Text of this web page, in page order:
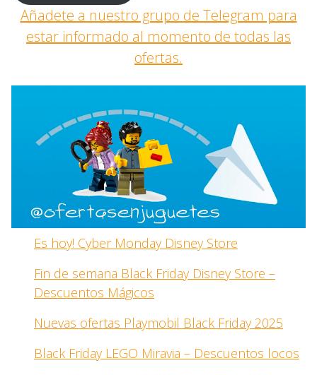
Añadete a nuestro grupo de Telegram para
estar informado al momento de todas las
ofertas.
Es hoy! Cyber Monday Disney Store
Fin de semana Black Friday Disney Store –
Descuentos Mágicos
Nuevas ofertas Playmobil Black Friday 2025
Black Friday LEGO Miravia – Descuentos locos